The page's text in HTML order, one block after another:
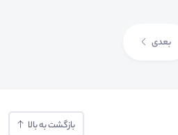
بعدی
بازگشت به بالا